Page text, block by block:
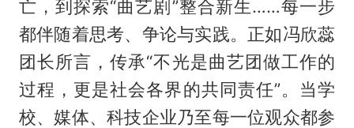
亡，到探索“曲艺剧”整合新生……每一步
都伴随着思考、争论与实践。正如冯欣蕊
团长所言，传承“不光是曲艺团做工作的
过程，更是社会各界的共同责任”。当学
校、媒体、科技企业乃至每一位观众都参